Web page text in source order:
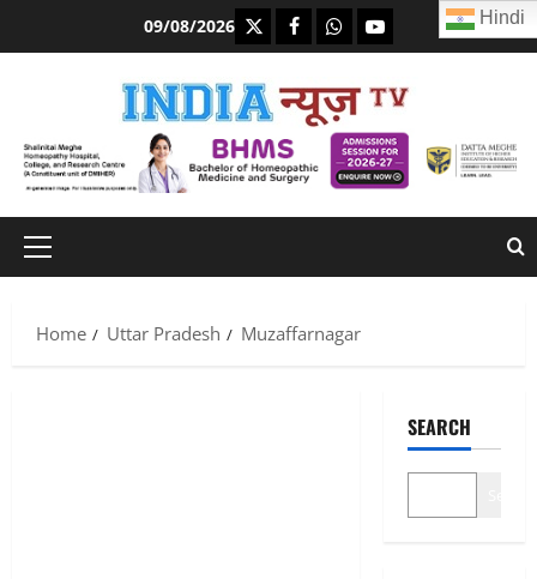
09/08/2026 https://x.com
facebook.com
https:/whatsapp.com/
Youtube.com
Primary
Home
Uttar Pradesh Muzaffarnagar
SEARCH
Hindi